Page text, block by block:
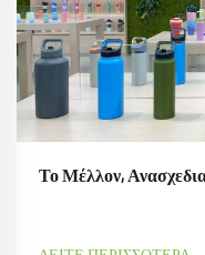
Το Μέλλον,